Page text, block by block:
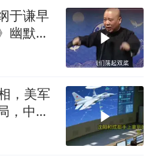
于谦早
幽默风
，美军
，中国